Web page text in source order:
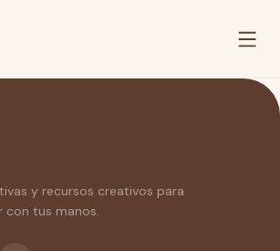
y recursos creativos para
con tus manos.